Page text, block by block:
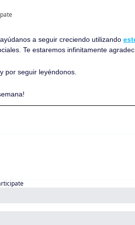
a seguir creciendo utilizando
Te estaremos infinitamente
por seguir leyéndonos.